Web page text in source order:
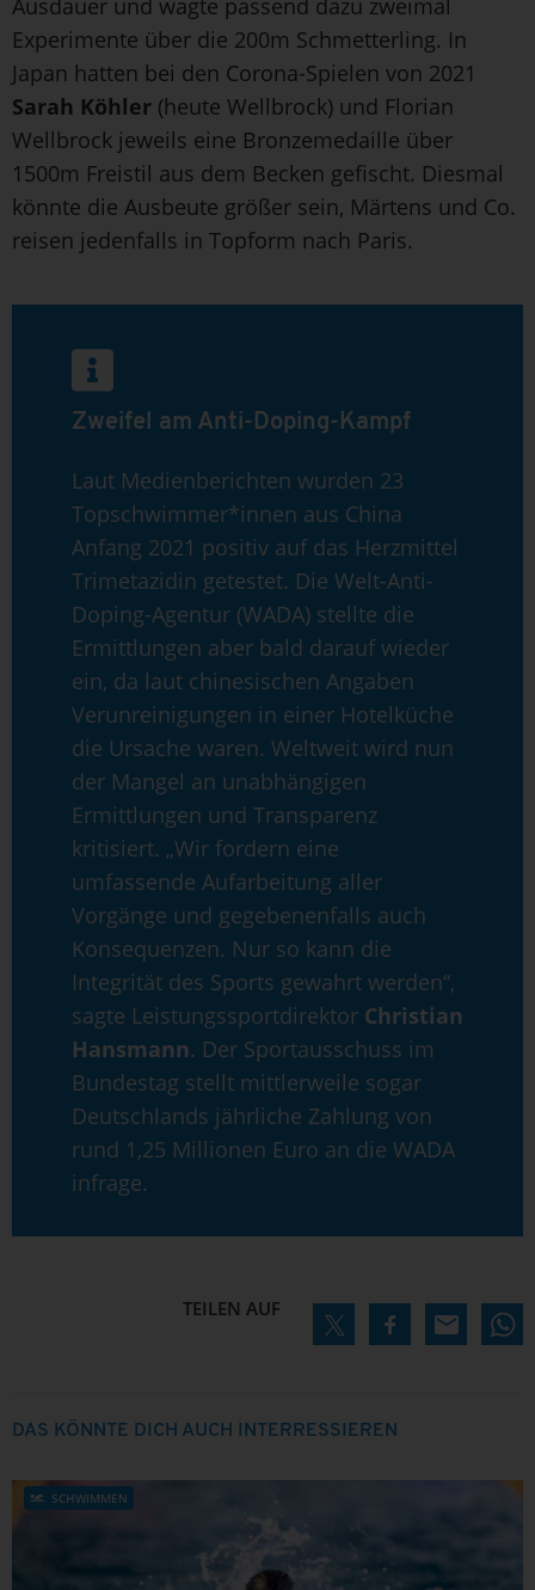
Ausdauer und wagte passend dazu zweimal
Experimente über die 200m Schmetterling. In
Japan hatten bei den Corona-Spielen von 2021
Sarah Köhler (heute Wellbrock) und Florian
Wellbrock jeweils eine Bronzemedaille über
1500m Freistil aus dem Becken gefischt. Diesmal
könnte die Ausbeute größer sein, Märtens und Co.
reisen jedenfalls in Topform nach Paris.
Zweifel am Anti-Doping-Kampf
Laut Medienberichten wurden 23
Topschwimmer*innen aus China
Anfang 2021 positiv auf das Herzmittel
Trimetazidin getestet. Die Welt-Anti-
Doping-Agentur (WADA) stellte die
Ermittlungen aber bald darauf wieder
ein, da laut chinesischen Angaben
Verunreinigungen in einer Hotelküche
die Ursache waren. Weltweit wird nun
der Mangel an unabhängigen
Ermittlungen und Transparenz
kritisiert. „Wir fordern eine
umfassende Aufarbeitung aller
Vorgänge und gegebenenfalls auch
Konsequenzen. Nur so kann die
Integrität des Sports gewahrt werden“,
sagte Leistungssportdirektor Christian
Hansmann. Der Sportausschuss im
Bundestag stellt mittlerweile sogar
Deutschlands jährliche Zahlung von
rund 1,25 Millionen Euro an die WADA
infrage.
TEILEN AUF
DAS KÖNNTE DICH AUCH INTERRESSIEREN
SCHWIMMEN